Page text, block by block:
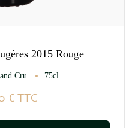
2015 Rouge
Cru 75cl
€TTC